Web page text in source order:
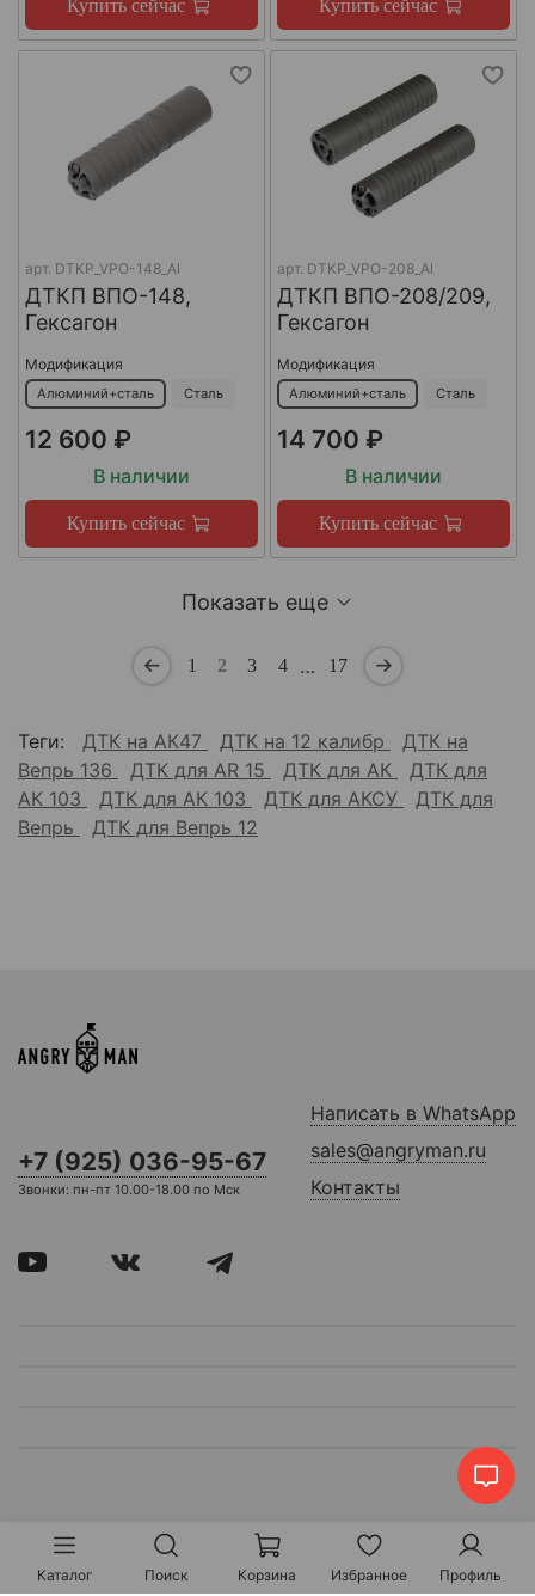
Купить сейчас Купить сейчас
арт. DTKP_VPO-148_Al
ДТКП ВПО-148,
Гексагон
Модификация
Алюминий+сталь Сталь
12 600 ₽
В наличии
Купить сейчас
арт. DTKP_VPO-208_Al
ДТКП ВПО-208/209,
Гексагон
Модификация
Алюминий+сталь Сталь
14 700 ₽
В наличии
Купить сейчас
Показать еще
1 2 3 4 … 17
Теги: ДТК на АК47 ДТК на 12 калибр
ДТК на
Вепрь 136
ДТК для AR 15 ДТК для АК
ДТК для
АК 103
ДТК для АК 103 ДТК для АКСУ
ДТК для
Вепрь
ДТК для Вепрь 12
+7 (925) 036-95-67
Звонки: пн-пт 10.00-18.00 по Мск
Написать в WhatsApp
sales@angryman.ru
Контакты
Каталог Поиск Корзина Избранное Профиль